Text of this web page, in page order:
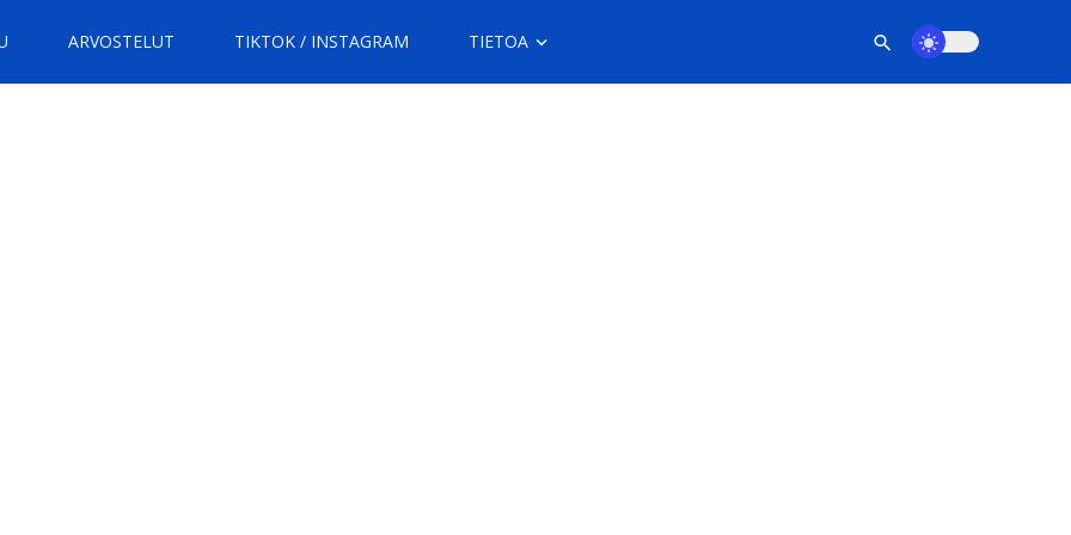
ARVOSTELUT TIKTOK / INSTAGRAM TIETOA